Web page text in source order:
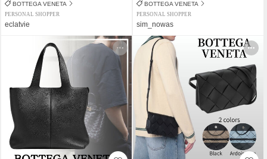
BOTTEGA VENETA
PERSONAL SHOPPER
eclatvie
BOTTEGA VENETA
PERSONAL SHOPPER
sim_nowas